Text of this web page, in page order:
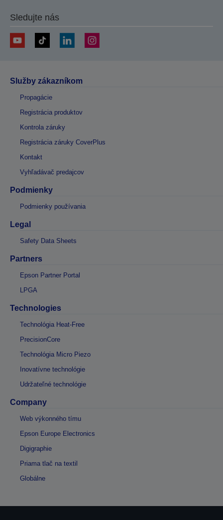
Sledujte nás
Služby zákazníkom
Propagácie
Registrácia produktov
Kontrola záruky
Registrácia záruky CoverPlus
Kontakt
Vyhľadávač predajcov
Podmienky
Podmienky používania
Legal
Safety Data Sheets
Partners
Epson Partner Portal
LPGA
Technologies
Technológia Heat-Free
PrecisionCore
Technológia Micro Piezo
Inovatívne technológie
Udržateľné technológie
Company
Web výkonného tímu
Epson Europe Electronics
Digigraphie
Priama tlač na textil
Globálne